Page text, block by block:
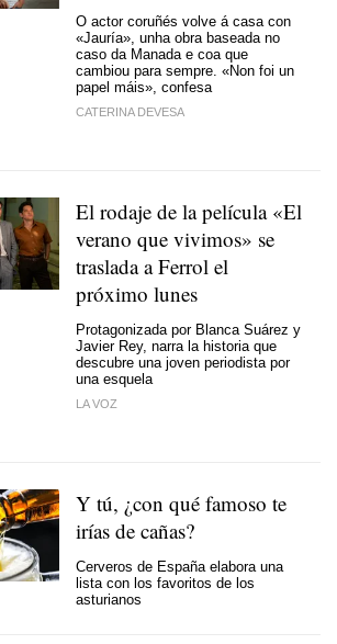
O actor coruñés volve á casa con
«Jauría», unha obra baseada no
caso da Manada e coa que
cambiou para sempre. «Non foi un
papel máis», confesa
CATERINA DEVESA
El rodaje de la película «El
verano que vivimos» se
traslada a Ferrol el
próximo lunes
Protagonizada por Blanca Suárez y
Javier Rey, narra la historia que
descubre una joven periodista por
una esquela
LA VOZ
Y tú, ¿con qué famoso te
irías de cañas?
Cerveros de España elabora una
lista con los favoritos de los
asturianos